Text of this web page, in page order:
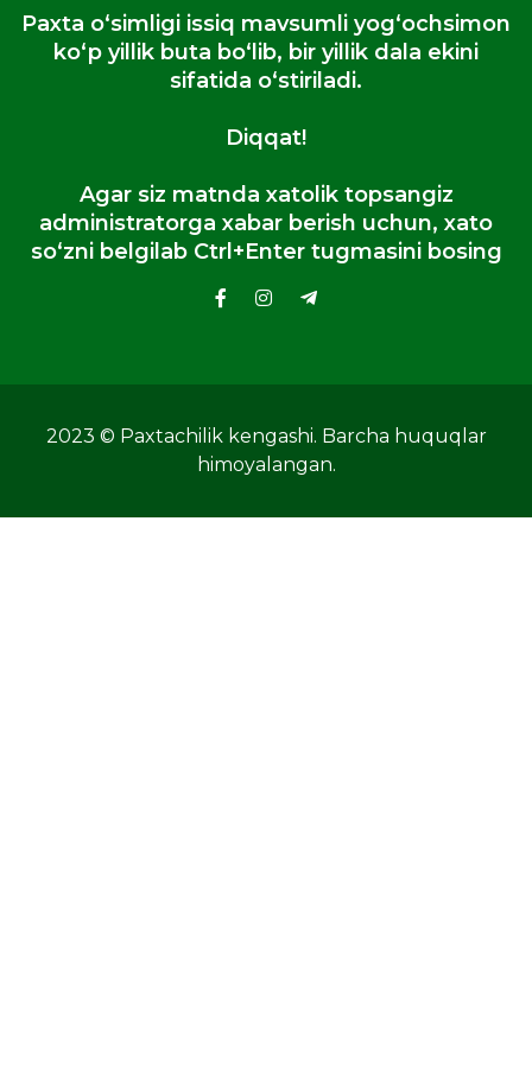
Paxta oʻsimligi issiq mavsumli yogʻochsimon
koʻp yillik buta boʻlib, bir yillik dala ekini
sifatida oʻstiriladi.
Diqqat!
Agar siz matnda xatolik topsangiz
administratorga xabar berish uchun, xato
so‘zni belgilab Ctrl+Enter tugmasini bosing
2023 © Paxtachilik kengashi. Barcha huquqlar
himoyalangan.